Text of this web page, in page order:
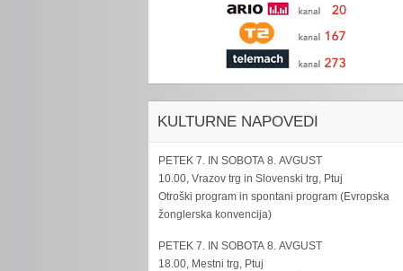
KULTURNE NAPOVEDI
PETEK 7. IN SOBOTA 8. AVGUST
10.00, Vrazov trg in Slovenski trg, Ptuj
Otroški program in spontani program (Evropska
žonglerska konvencija)
PETEK 7. IN SOBOTA 8. AVGUST
18.00, Mestni trg, Ptuj